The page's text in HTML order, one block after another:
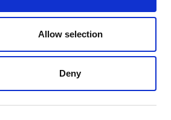
Allow selection
Deny